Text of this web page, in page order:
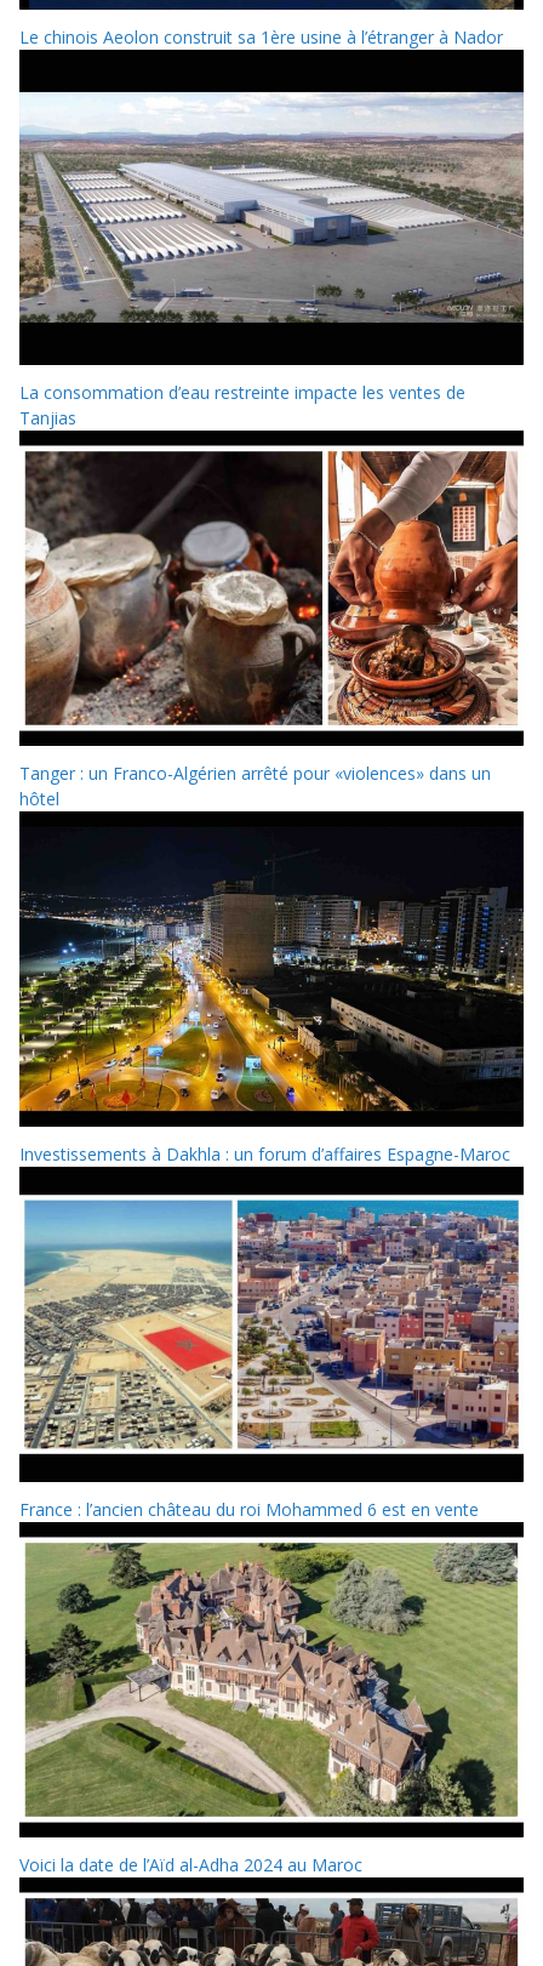
Le chinois Aeolon construit sa 1ère usine à l’étranger à Nador
La consommation d’eau restreinte impacte les ventes de
Tanjias
Tanger : un Franco-Algérien arrêté pour «violences» dans un
hôtel
Investissements à Dakhla : un forum d’affaires Espagne-Maroc
France : l’ancien château du roi Mohammed 6 est en vente
Voici la date de l’Aïd al-Adha 2024 au Maroc